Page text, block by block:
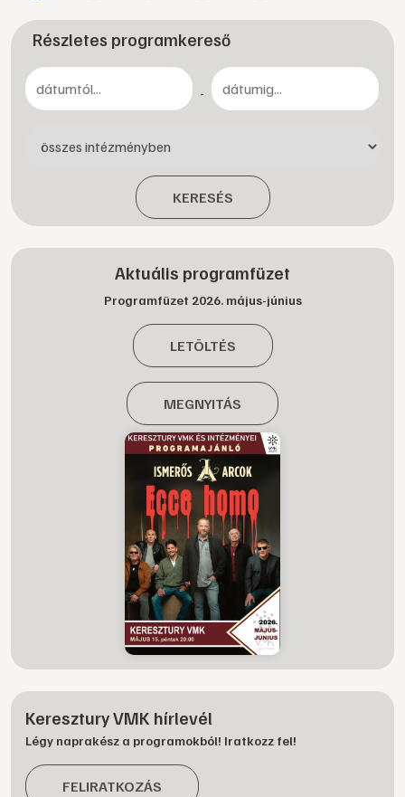
Részletes programkereső
-
KERESÉS
Aktuális programfüzet
Programfüzet 2026. május-június
LETÖLTÉS
MEGNYITÁS
Keresztury VMK hírlevél
Légy naprakész a programokból! Iratkozz fel!
FELIRATKOZÁS